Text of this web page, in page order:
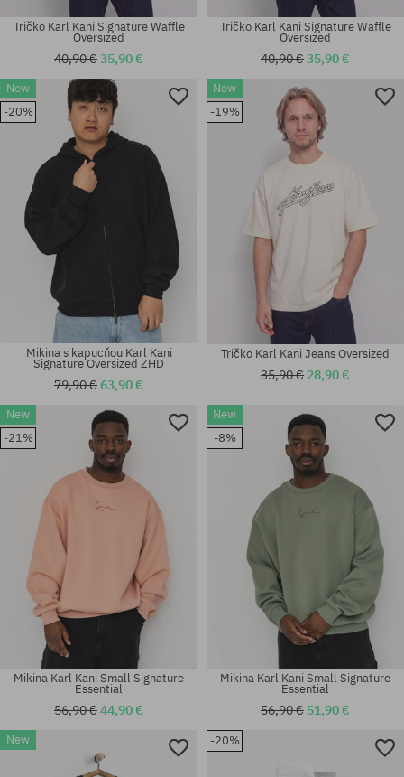
Dostupné veľkosti:
S; M; L
Dostupné veľkosti:
S; M; L; XL; XXL
Dostupné veľkosti:
S; M; XL; XXL
Tričko Karl Kani Signature Waffle
Oversized
40,90 €35,90 €
Dostupné veľkosti:
S; M
Tričko Karl Kani Signature Waffle
Oversized
40,90 €35,90 €
New
-20%
Dostupné veľkosti:
Mikina s kapucňou Karl Kani
Signature Oversized ZHD
79,90 €63,90 €
New
-19%
Dostupné veľkosti:
Tričko Karl Kani Jeans Oversized
35,90 € 28,90 €
New
-21%
Mikina Karl Kani Small Signature
Essential
56,90 €44,90 €
New
-8%
Mikina Karl Kani Small Signature
Essential
56,90 € 51,90 €
New -20%